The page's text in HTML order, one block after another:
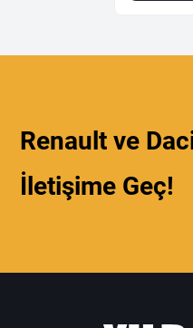
Renault ve
İletişime Geç!